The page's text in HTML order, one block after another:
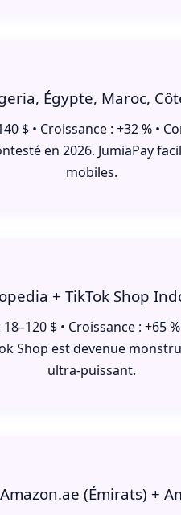
Égypte, Maroc,
$ • Croissance : +32 % •
en 2026. JumiaPay
mobiles.
+ TikTok Shop
$ • Croissance : +65
Shop est devenue
ultra-puissant.
Amazon.ae (Émirats) +